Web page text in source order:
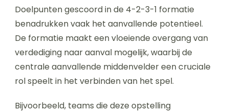
Doelpunten gescoord in de 4-2-3-1 formatie
benadrukken vaak het aanvallende potentieel.
De formatie maakt een vloeiende overgang van
verdediging naar aanval mogelijk, waarbij de
centrale aanvallende middenvelder een cruciale
rol speelt in het verbinden van het spel.
Bijvoorbeeld, teams die deze opstelling